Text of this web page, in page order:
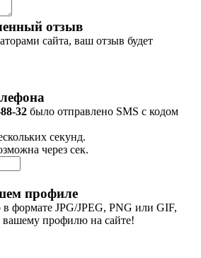
отзыв
сайта, ваш отзыв будет
32 было отправлено SMS с кодом
секунд.
через сек.
профиле
формате JPG/JPEG, PNG или GIF,
вашему профилю на сайте!